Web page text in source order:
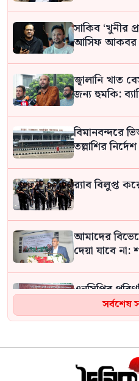
সাকিব ‘খুনীর
আসিফ আকবর
জ্বালানি খাত
জন্য হুমকি:
বিমানবন্দরে
তল্লাশির নির্দেশ
র‍্যাব বিলুপ্ত
আমাদের
দেয়া যাবে না:
এনসিপির
প্রতিমন্ত্রী নুর
পেলেন কাজী
সর্বশেষ